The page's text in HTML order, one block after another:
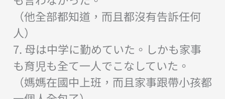
（他全部都知道，而且都沒有告訴任何
人）
7. 母は中学に勤めていた。しかも家事
も育児も全て一人でこなしていた。
（媽媽在國中上班，而且家事跟帶小孩都